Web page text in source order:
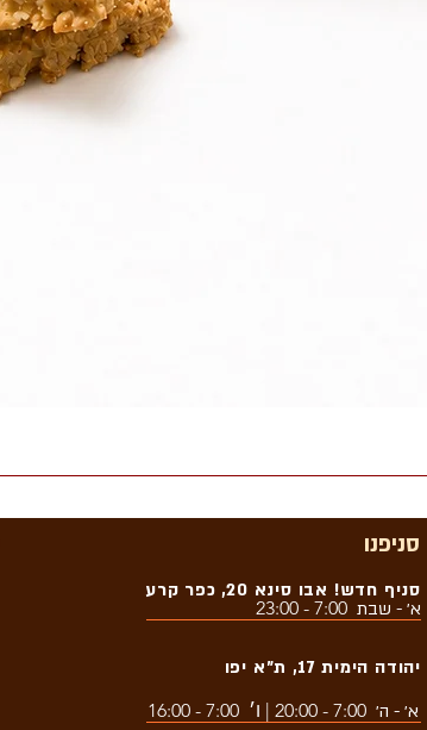
סניפנו
סניף חדש! אבו סינא 20, כפר קרע
יהודה הימית 17, ת״א יפו
א׳ - שבת7:00 - 23:00
א׳ - ה׳7:00 - 20:00 | ו׳ 7:00 - 16:00